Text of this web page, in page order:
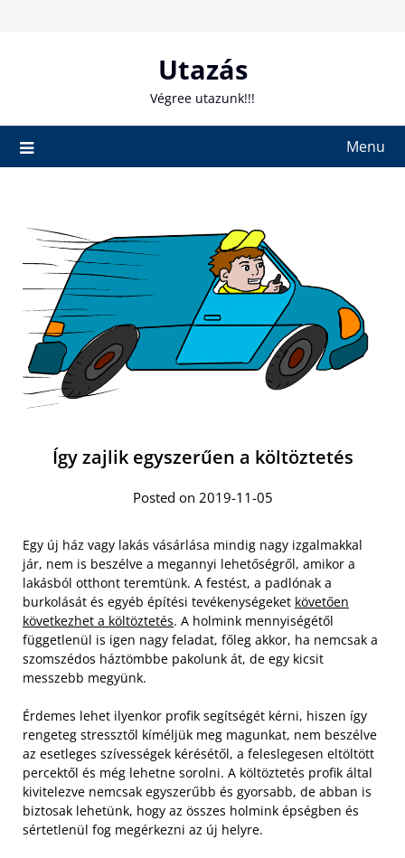
Utazás
Végree utazunk!!!
Menu
Így zajlik egyszerűen a költöztetés
Posted on 2019-11-05
Egy új ház vagy lakás vásárlása mindig nagy izgalmakkal
jár, nem is beszélve a megannyi lehetőségről, amikor a
lakásból otthont teremtünk. A festést, a padlónak a
burkolását és egyéb építési tevékenységeket követően
következhet a költöztetés. A holmink mennyiségétől
függetlenül is igen nagy feladat, főleg akkor, ha nemcsak a
szomszédos háztömbbe pakolunk át, de egy kicsit
messzebb megyünk.
Érdemes lehet ilyenkor profik segítségét kérni, hiszen így
rengeteg stressztől kíméljük meg magunkat, nem beszélve
az esetleges szívességek kérésétől, a feleslegesen eltöltött
percektől és még lehetne sorolni. A költöztetés profik által
kivitelezve nemcsak egyszerűbb és gyorsabb, de abban is
biztosak lehetünk, hogy az összes holmink épségben és
sértetlenül fog megérkezni az új helyre.